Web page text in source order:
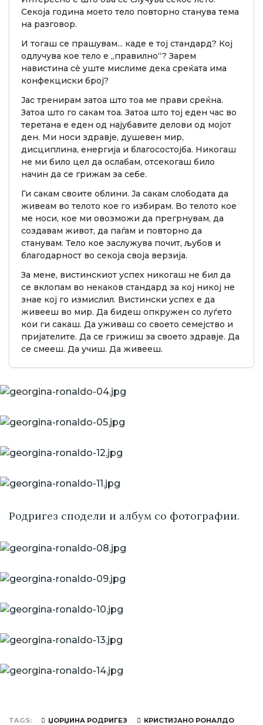
Секоја година моето тело повторно станува тема
на разговор.
И тогаш се прашувам... каде е тој стандард? Кој
одлучува кое тело е „правилно“? Зарем
навистина сè уште мислиме дека среќата има
конфекциски број?
Јас тренирам затоа што тоа ме прави среќна.
Затоа што го сакам тоа. Затоа што тој еден час во
теретана е еден од најубавите делови од мојот
ден. Ми носи здравје, душевен мир,
дисциплина, енергија и благосостојба. Никогаш
не ми било цел да ослабам, отсекогаш било
начин да се грижам за себе.
Ги сакам своите облини. Ја сакам слободата да
живеам во телото кое го избирам. Во телото кое
ме носи, кое ми овозможи да прегрнувам, да
создавам живот, да паѓам и повторно да
станувам. Тело кое заслужува почит, љубов и
благодарност во секоја своја верзија.
За мене, вистинскиот успех никогаш не бил да
се вклопам во некаков стандард за кој никој не
знае кој го измислил. Вистински успех е да
живееш во мир. Да бидеш опкружен со луѓето
кои ги сакаш. Да уживаш со своето семејство и
пријателите. Да се грижиш за своето здравје. Да
се смееш. Да учиш. Да живееш.
Родригез сподели и албум со фотографии.
TAGS ЏОРЏИНА РОДРИГЕЗ КРИСТИЈАНО РОНАЛДО